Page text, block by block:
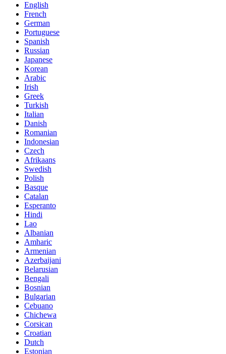
English
French
German
Portuguese
Spanish
Russian
Japanese
Korean
Arabic
Irish
Greek
Turkish
Italian
Danish
Romanian
Indonesian
Czech
Afrikaans
Swedish
Polish
Basque
Catalan
Esperanto
Hindi
Lao
Albanian
Amharic
Armenian
Azerbaijani
Belarusian
Bengali
Bosnian
Bulgarian
Cebuano
Chichewa
Corsican
Croatian
Dutch
Estonian